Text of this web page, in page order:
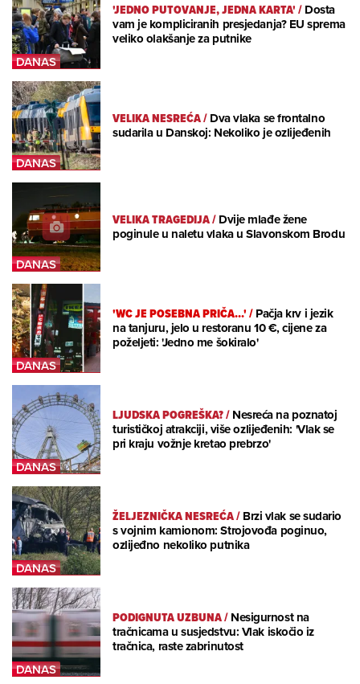
'JEDNO PUTOVANJE, JEDNA KARTA'/Dosta
vam je kompliciranih presjedanja? EU sprema
veliko olakšanje za putnike
VELIKA NESREĆA/Dva vlaka se frontalno
sudarila u Danskoj: Nekoliko je ozlijeđenih
VELIKA TRAGEDIJA/Dvije mlađe žene
poginule u naletu vlaka u Slavonskom Brodu
'WC JE POSEBNA PRIČA...'/Pačja krv i jezik
na tanjuru, jelo u restoranu 10 €, cijene za
poželjeti: 'Jedno me šokiralo'
LJUDSKA POGREŠKA?/Nesreća na poznatoj
turističkoj atrakciji, više ozlijeđenih: 'Vlak se
pri kraju vožnje kretao prebrzo'
ŽELJEZNIČKA NESREĆA/Brzi vlak se sudario
s vojnim kamionom: Strojovođa poginuo,
ozlijeđno nekoliko putnika
PODIGNUTA UZBUNA/Nesigurnost na
tračnicama u susjedstvu: Vlak iskočio iz
tračnica, raste zabrinutost